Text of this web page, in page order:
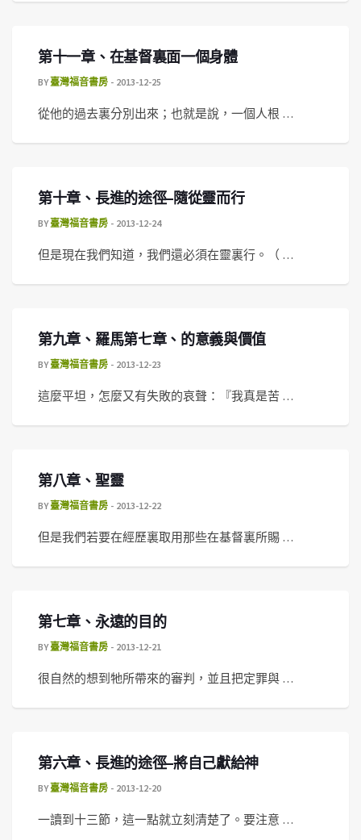
第十一章、在基督裏面一個身體
BY臺灣福音書房 2013-12-25
從他的過去裏分別出來；也就是說，一個人根 …
第十章、長進的途徑–隨從靈而行
BY臺灣福音書房 2013-12-24
但是現在我們知道，我們還必須在靈裏行。（ …
第九章、羅馬第七章、的意義與價值
BY臺灣福音書房 2013-12-23
這麼平坦，怎麼又有失敗的哀聲：『我真是苦 …
第八章、聖靈
BY臺灣福音書房 2013-12-22
但是我們若要在經歷裏取用那些在基督裏所賜 …
第七章、永遠的目的
BY臺灣福音書房 2013-12-21
很自然的想到牠所帶來的審判，並且把定罪與 …
第六章、長進的途徑–將自己獻給神
BY臺灣福音書房 2013-12-20
一讀到十三節，這一點就立刻清楚了。要注意 …